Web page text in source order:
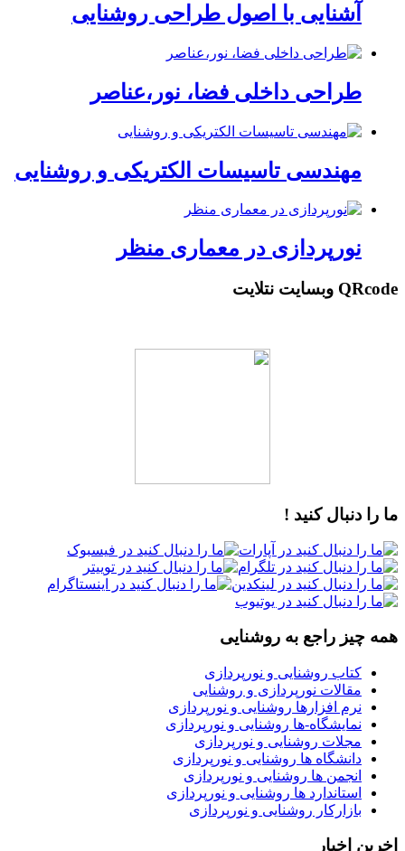
آشنایی با اصول طراحی روشنایی
طراحی داخلی فضا، نور،عناصر
مهندسی تاسیسات الکتریکی و روشنایی
نورپردازی در معماری منظر
QRcode وبسایت نتلایت
ما را دنبال کنید !
همه چیز راجع به روشنایی
کتاب روشنایی و نورپردازی
مقالات نورپردازی و روشنایی
نرم افزارها روشنایی و نورپردازی
نمایشگاه-ها روشنایی و نورپردازی
مجلات روشنایی و نورپردازی
دانشگاه ها روشنایی و نورپردازی
انجمن ها روشنایی و نورپردازی
استاندارد ها روشنایی و نورپردازی
بازارکار روشنایی و نورپردازی
اخرین اخبار